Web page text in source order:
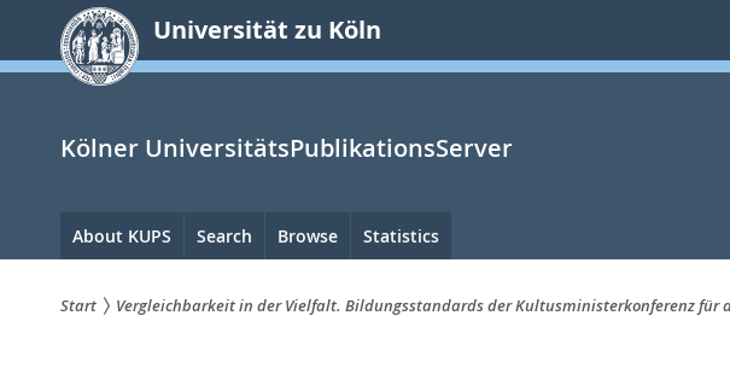
springen
Universität zu Köln
Kölner UniversitätsPublikationsServer
Hauptnavigation
About KUPS Search Browse Statistics
Start Vergleichbarkeit in der Vielfalt. Bildungsstandards der Kultusministerkonferenz für